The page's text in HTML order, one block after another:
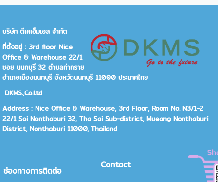
บริษัท ดีเคเอ็มเอส จำกัด
ที่ตั้งอยู่ : 3rd floor Nice
Office & Warehouse 22/1
ซอย นนทบุรี 32 ตำบลท่าทราย
อำเภอเมืองนนทบุรี จังหวัดนนทบุรี 11000 ประเทศไทย
DKMS.,Co.Ltd
Address : Nice Office & Warehouse, 3rd Floor, Room No. N3/1-2
22/1 Soi Nonthaburi 32, Tha Sai Sub-district, Mueang Nonthaburi
District, Nonthaburi 11000, Thailand
ช่องทางการติดต่อ
Contact